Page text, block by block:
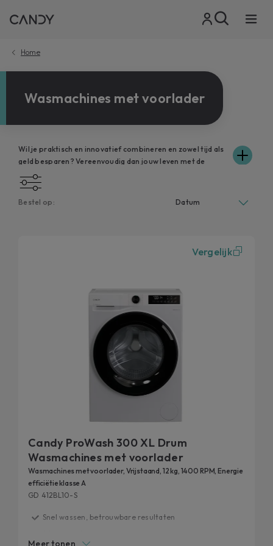
Home
Wasmachines met voorlader
Wil je praktisch en innovatief combineren en zowel tijd als
geld besparen? Vereenvoudig dan jouw leven met de
wasmachines van Candy, kostbare bondgenoten, want zij
wassen en respecteren jouw kleding zonder onnodige
verspilling van water en elektriciteit. Bekijk de
Tot slot worden onze wasmachines met voorlader getest
ontdek de details van onze 20-
jarige duurzaamheidstests.
Bestel op:
Vergelijk
Candy ProWash 300 XL Drum
Wasmachines met voorlader
Wasmachines met voorlader, Vrijstaand, 12 kg, 1400 RPM, Energie
efficiëtie klasse A
GD 412BL10-S
Snel wassen, betrouwbare resultaten
Meer tonen